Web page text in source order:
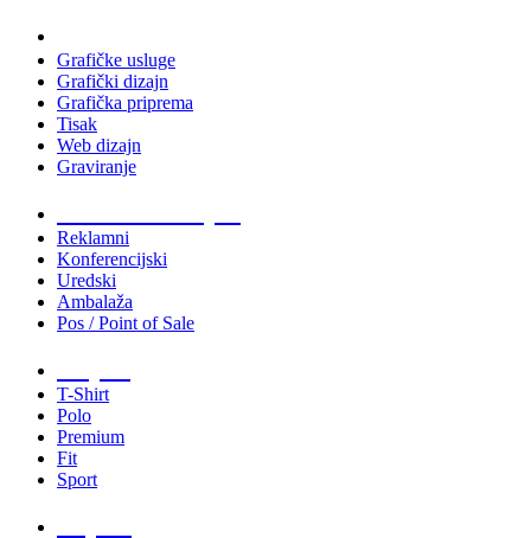
Grafičke usluge
Grafički dizajn
Grafička priprema
Tisak
Web dizajn
Graviranje
Reklamni
Konferencijski
Uredski
Ambalaža
Pos / Point of Sale
T-Shirt
Polo
Premium
Fit
Sport